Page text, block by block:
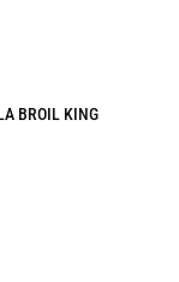
BROIL KING